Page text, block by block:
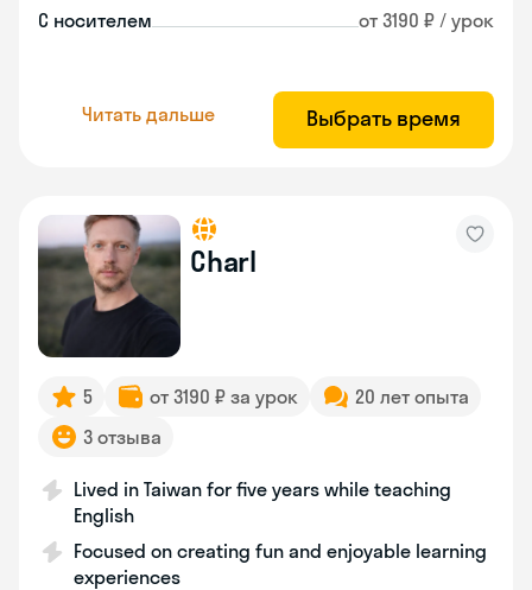
С носителем от 3190 ₽ / урок
Читать дальше Выбрать время
Charl
5 от 3190 ₽ за урок
20 лет опыта
3 отзыва
Lived in Taiwan for five years while teaching
English
Focused on creating fun and enjoyable learning
experiences